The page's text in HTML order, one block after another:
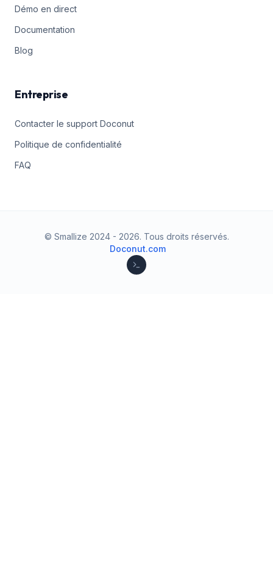
Démo en direct
Documentation
Blog
Entreprise
Contacter le support Doconut
Politique de confidentialité
FAQ
© Smallize 2024 - 2026. Tous droits réservés.
Doconut.com